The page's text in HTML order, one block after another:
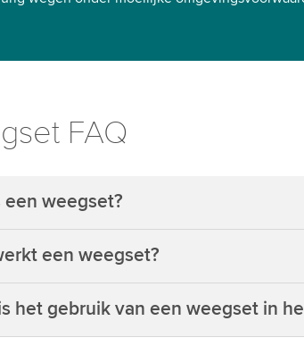
FAQ
een weegset?
een weegset?
het gebruik van een weegset in